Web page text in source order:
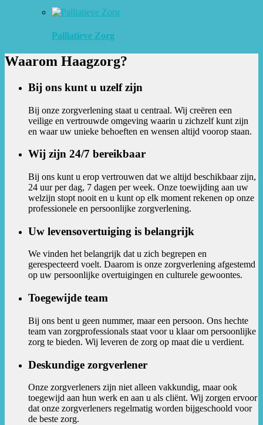
Palliatieve Zorg
Waarom Haagzorg?
Bij ons kunt u uzelf zijn
Bij onze zorgverlening staat u centraal. Wij creëren een
veilige en vertrouwde omgeving waarin u zichzelf kunt zijn
en waar uw unieke behoeften en wensen altijd voorop staan.
Wij zijn 24/7 bereikbaar
Bij ons kunt u erop vertrouwen dat we altijd beschikbaar zijn,
24 uur per dag, 7 dagen per week. Onze toewijding aan uw
welzijn stopt nooit en u kunt op elk moment rekenen op onze
professionele en persoonlijke zorgverlening.
Uw levensovertuiging is belangrijk
We vinden het belangrijk dat u zich begrepen en
gerespecteerd voelt. Daarom is onze zorgverlening afgestemd
op uw persoonlijke overtuigingen en culturele gewoontes.
Toegewijde team
Bij ons bent u geen nummer, maar een persoon. Ons hechte
team van zorgprofessionals staat voor u klaar om persoonlijke
zorg te bieden. Wij leveren de zorg op maat die u verdient.
Deskundige zorgverlener
Onze zorgverleners zijn niet alleen vakkundig, maar ook
toegewijd aan hun werk en aan u als cliënt. Wij zorgen ervoor
dat onze zorgverleners regelmatig worden bijgeschoold voor
de beste zorg.